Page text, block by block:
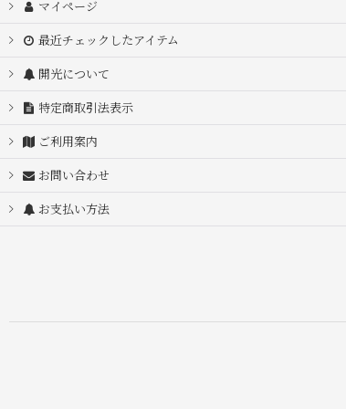
マイページ
最近チェックしたアイテム
開光について
特定商取引法表示
ご利用案内
お問い合わせ
お支払い方法